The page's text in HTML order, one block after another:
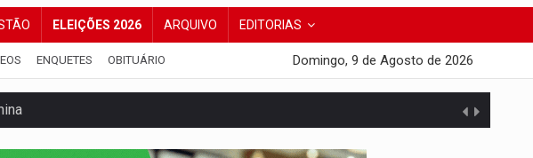
ELEIÇÕES 2026 ARQUIVO EDITORIAS
ENQUETES OBITUÁRIO Domingo, 9 de Agosto de 2026